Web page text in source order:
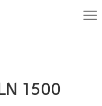
1500